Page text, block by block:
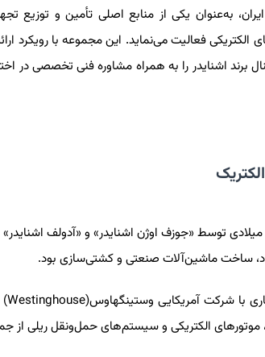
به‌عنوان یکی از منابع اصلی تأمین و توزیع
فعالیت می‌نماید. این مجموعه با رویکرد
اشنایدر را به همراه مشاوره فنی تخصصی در
در سال 1836 میلادی توسط «جوزف اوژن اشنایدر» و «آدولف
ساخت ماشین‌آلات صنعتی و کشتی‌سازی بود.
با شرکت آمریکایی وستینگهاوس(Westinghouse)
موتورهای الکتریکی و سیستم‌های حمل‌ونقل ریلی از